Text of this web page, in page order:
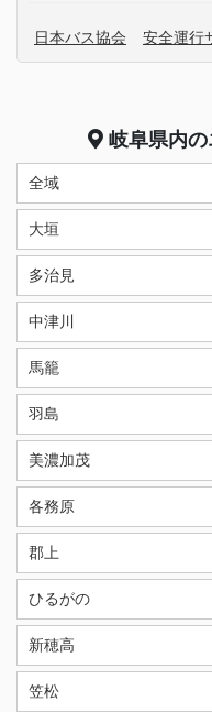
日本バス協会 安全運行
岐阜県内の
全域
大垣
多治見
中津川
馬籠
羽島
美濃加茂
各務原
郡上
ひるがの
新穂高
笠松